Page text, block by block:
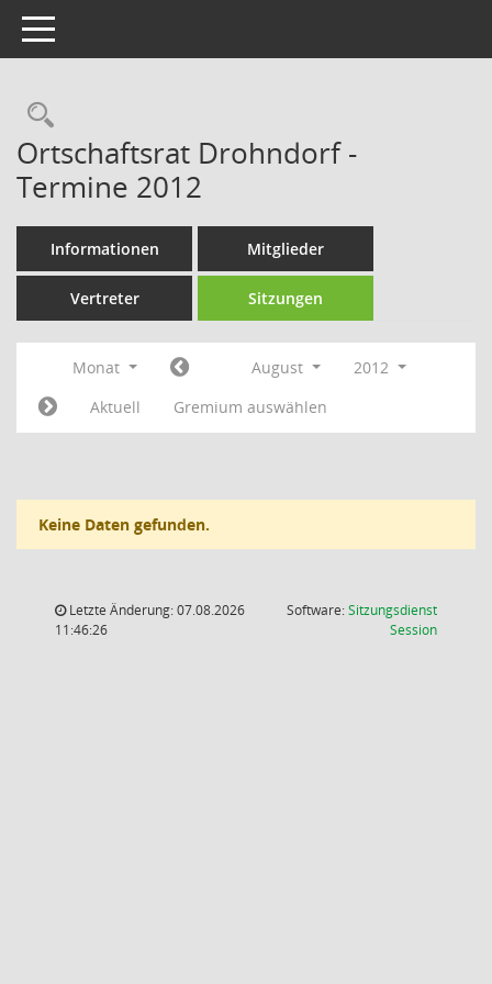
Toggle navigation
Rechercheauswahl
Ortschaftsrat Drohndorf -
Termine 2012
Informationen Mitglieder
Vertreter Sitzungen
Monat August
2012
Aktuell
Gremium auswählen
Keine Daten gefunden.
Letzte Änderung: 07.08.2026
11:46:26
Software:Sitzungsdienst
Session(Wird in